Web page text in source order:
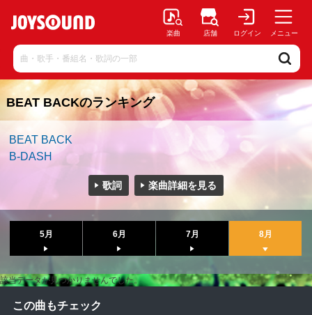
楽曲 店舗 ログイン メニュー
BEAT BACKのランキング
BEAT BACK
B-DASH
歌詞 楽曲詳細を見る
5月 6月 7月 8月
該当データが見つかりませんでした。
この曲もチェック